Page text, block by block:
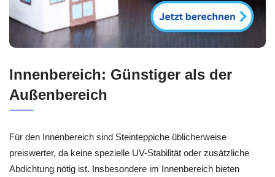
Innenbereich: Günstiger als der
Außenbereich
Für den Innenbereich sind Steinteppiche üblicherweise
preiswerter, da keine spezielle UV-Stabilität oder zusätzliche
Abdichtung nötig ist. Insbesondere im Innenbereich bieten